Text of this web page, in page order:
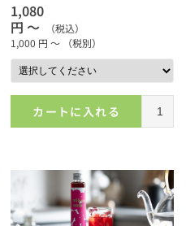
1,080
円 ～
（税込）
1,000 円 ～ （税別）
カートに入れる